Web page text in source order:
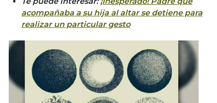
acompañaba a su hija al altar se detiene para
realizar un particular gesto